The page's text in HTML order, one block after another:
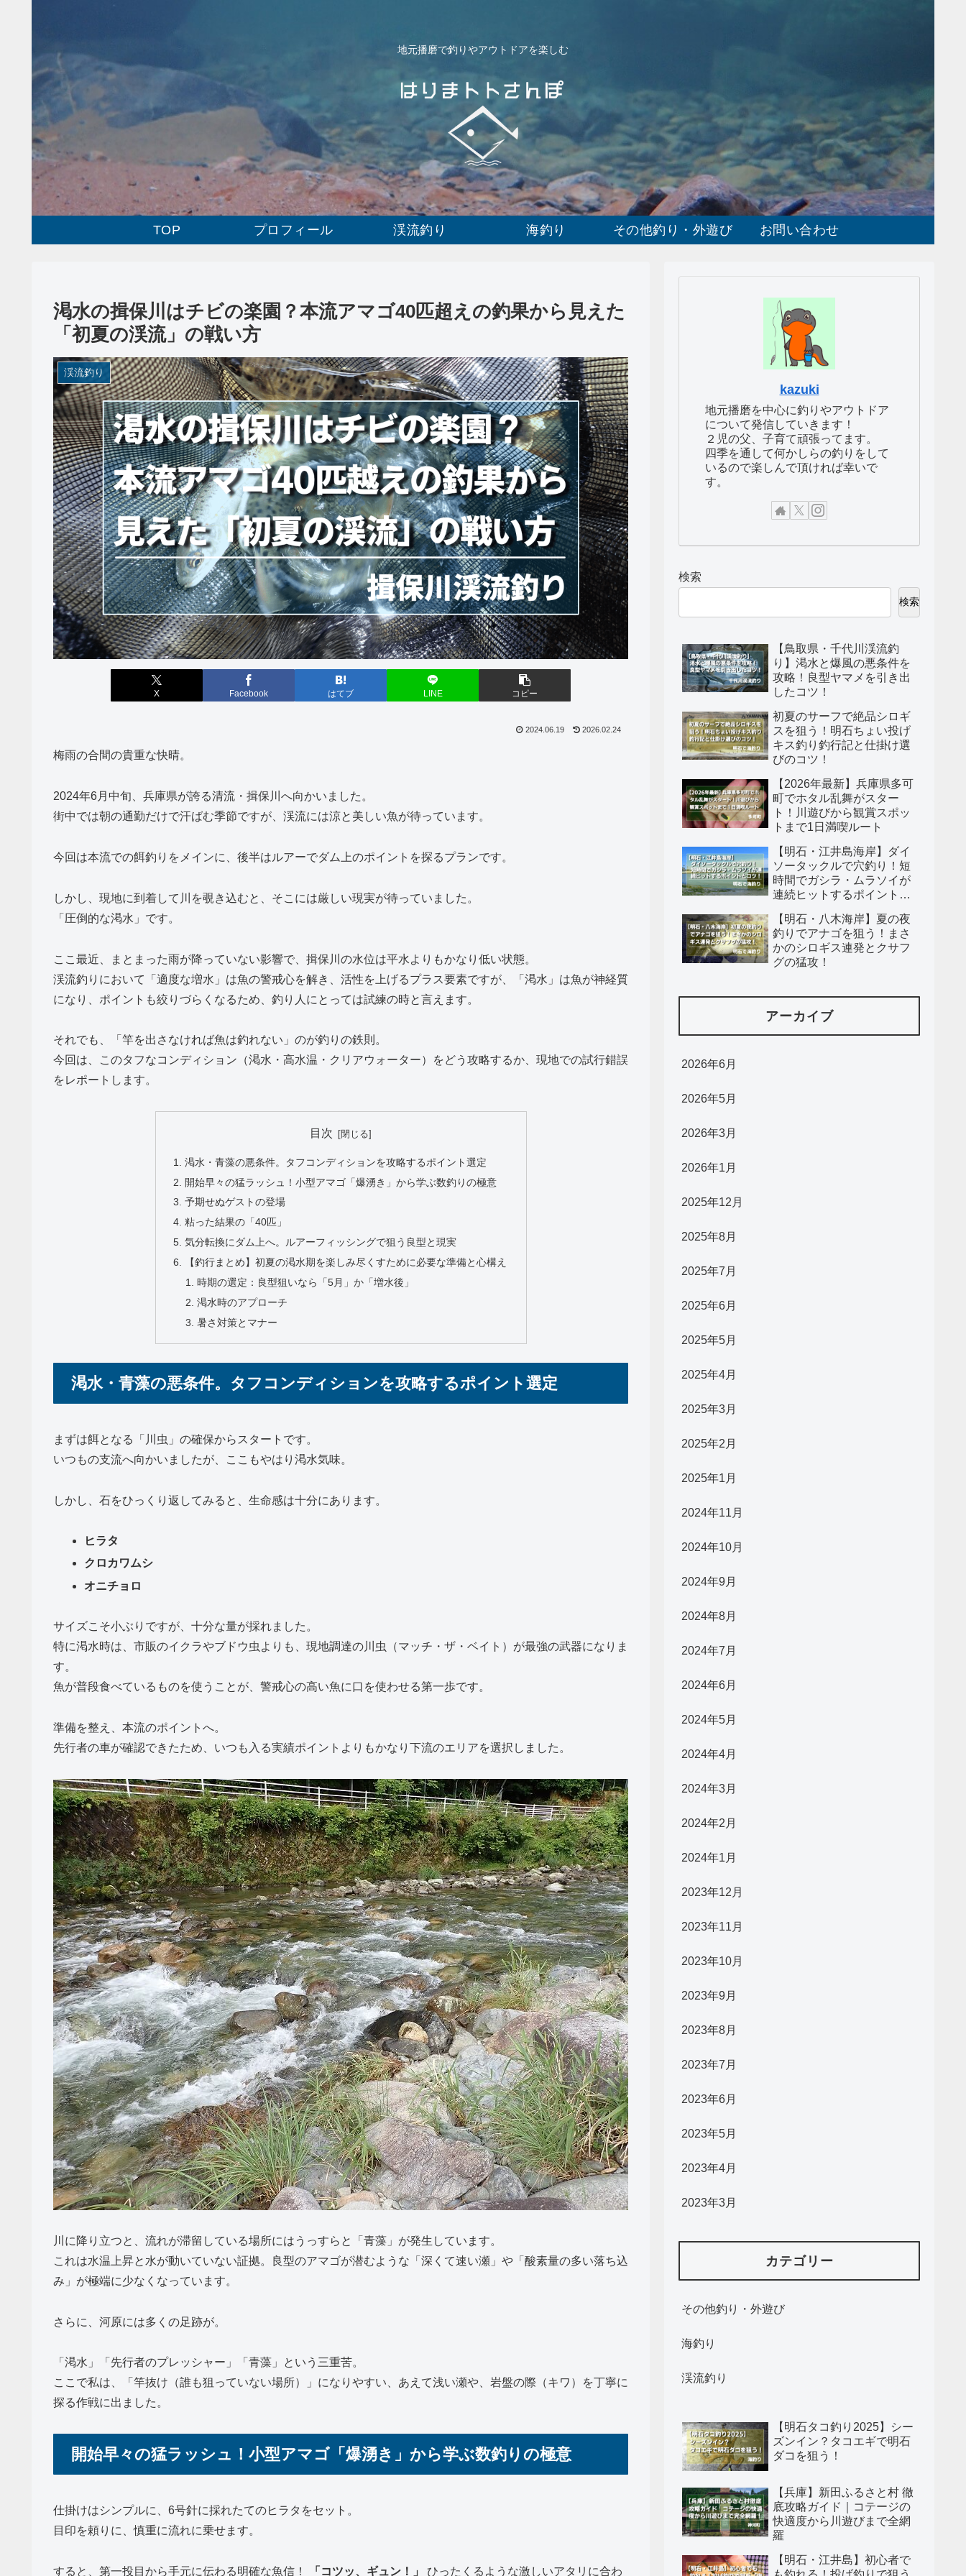
地元播磨で釣りやアウトドアを楽しむ
TOP プロフィール 渓流釣り 海釣り その他釣り・外遊び お問い合わせ
渇水の揖保川はチビの楽園？本流アマゴ40匹超えの釣果から見えた
「初夏の渓流」の戦い方
渓流釣り
X Facebook はてブ LINE コピー
2024.06.19 2026.02.24
梅雨の合間の貴重な快晴。
2024年6月中旬、兵庫県が誇る清流・揖保川へ向かいました。
街中では朝の通勤だけで汗ばむ季節ですが、渓流には涼と美しい魚が待っています。
今回は本流での餌釣りをメインに、後半はルアーでダム上のポイントを探るプランです。
しかし、現地に到着して川を覗き込むと、そこには厳しい現実が待っていました。
「圧倒的な渇水」です。
ここ最近、まとまった雨が降っていない影響で、揖保川の水位は平水よりもかなり低い状態。
渓流釣りにおいて「適度な増水」は魚の警戒心を解き、活性を上げるプラス要素ですが、「渇水」は魚が神経質
になり、ポイントも絞りづらくなるため、釣り人にとっては試練の時と言えます。
それでも、「竿を出さなければ魚は釣れない」のが釣りの鉄則。
今回は、このタフなコンディション（渇水・高水温・クリアウォーター）をどう攻略するか、現地での試行錯誤
をレポートします。
目次
渇水・青藻の悪条件。タフコンディションを攻略するポイント選定
開始早々の猛ラッシュ！小型アマゴ「爆湧き」から学ぶ数釣りの極意
予期せぬゲストの登場
粘った結果の「40匹」
気分転換にダム上へ。ルアーフィッシングで狙う良型と現実
【釣行まとめ】初夏の渇水期を楽しみ尽くすために必要な準備と心構え
時期の選定：良型狙いなら「5月」か「増水後」
渇水時のアプローチ
暑さ対策とマナー
渇水・青藻の悪条件。タフコンディションを攻略するポイント選定
まずは餌となる「川虫」の確保からスタートです。
いつもの支流へ向かいましたが、ここもやはり渇水気味。
しかし、石をひっくり返してみると、生命感は十分にあります。
ヒラタ
クロカワムシ
オニチョロ
サイズこそ小ぶりですが、十分な量が採れました。
特に渇水時は、市販のイクラやブドウ虫よりも、現地調達の川虫（マッチ・ザ・ベイト）が最強の武器になりま
す。
魚が普段食べているものを使うことが、警戒心の高い魚に口を使わせる第一歩です。
準備を整え、本流のポイントへ。
先行者の車が確認できたため、いつも入る実績ポイントよりもかなり下流のエリアを選択しました。
川に降り立つと、流れが滞留している場所にはうっすらと「青藻」が発生しています。
これは水温上昇と水が動いていない証拠。良型のアマゴが潜むような「深くて速い瀬」や「酸素量の多い落ち込
み」が極端に少なくなっています。
さらに、河原には多くの足跡が。
「渇水」「先行者のプレッシャー」「青藻」という三重苦。
ここで私は、「竿抜け（誰も狙っていない場所）」になりやすい、あえて浅い瀬や、岩盤の際（キワ）を丁寧に
探る作戦に出ました。
開始早々の猛ラッシュ！小型アマゴ「爆湧き」から学ぶ数釣りの極意
仕掛けはシンプルに、6号針に採れたてのヒラタをセット。
目印を頼りに、慎重に流れに乗せます。
すると、第一投目から手元に伝わる明確な魚信！ 「コツッ、ギュン！」 ひったくるような激しいアタリに合わ
kazuki
地元播磨を中心に釣りやアウトドア
について発信していきます！
２児の父、子育て頑張ってます。
四季を通して何かしらの釣りをして
いるので楽しんで頂ければ幸いで
す。
検索
検索
【鳥取県・千代川渓流釣
り】渇水と爆風の悪条件を
攻略！良型ヤマメを引き出
したコツ！
初夏のサーフで絶品シロギ
スを狙う！明石ちょい投げ
キス釣り釣行記と仕掛け選
びのコツ！
【2026年最新】兵庫県多可
町でホタル乱舞がスター
ト！川遊びから観賞スポッ
トまで1日満喫ルート
【明石・江井島海岸】ダイ
ソータックルで穴釣り！短
時間でガシラ・ムラソイが
連続ヒットするポイントと
【明石・八木海岸】夏の夜
釣りでアナゴを狙う！まさ
かのシロギス連発とクサフ
グの猛攻！
アーカイブ
2026年6月
2026年5月
2026年3月
2026年1月
2025年12月
2025年8月
2025年7月
2025年6月
2025年5月
2025年4月
2025年3月
2025年2月
2025年1月
2024年11月
2024年10月
2024年9月
2024年8月
2024年7月
2024年6月
2024年5月
2024年4月
2024年3月
2024年2月
2024年1月
2023年12月
2023年11月
2023年10月
2023年9月
2023年8月
2023年7月
2023年6月
2023年5月
2023年4月
2023年3月
カテゴリー
その他釣り・外遊び
海釣り
渓流釣り
【明石タコ釣り2025】シー
ズンイン？タコエギで明石
ダコを狙う！
【兵庫】新田ふるさと村 徹
底攻略ガイド｜コテージの
快適度から川遊びまで全網
羅
【明石・江井島】初心者で